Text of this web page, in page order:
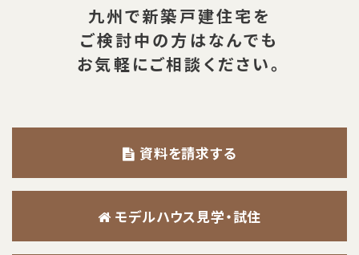
九州で新築戸建住宅を
ご検討中の方はなんでも
お気軽にご相談ください。
資料を請求する
モデルハウス見学・試住